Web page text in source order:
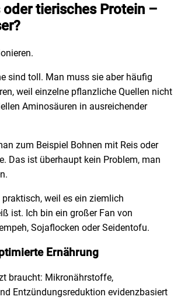
oder tierisches Protein –
sind toll. Man muss sie aber häufig
weil einzelne pflanzliche Quellen nicht
Aminosäuren in ausreichender
zum Beispiel Bohnen mit Reis oder
Das ist überhaupt kein Problem, man
weil es ein ziemlich
ist. Ich bin ein großer Fan von
Sojaflocken oder Seidentofu.
Ernährung
braucht: Mikronährstoffe,
Entzündungsreduktion evidenzbasiert